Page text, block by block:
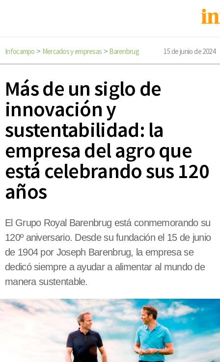
Infocampo > Mercados y empresas > Barenbrug 15 de junio de 2024
Más de un siglo de
innovación y
sustentabilidad: la
empresa del agro que
está celebrando sus 120
años
El Grupo Royal Barenbrug está conmemorando su
120º aniversario. Desde su fundación el 15 de junio
de 1904 por Joseph Barenbrug, la empresa se
dedicó siempre a ayudar a alimentar al mundo de
manera sustentable.